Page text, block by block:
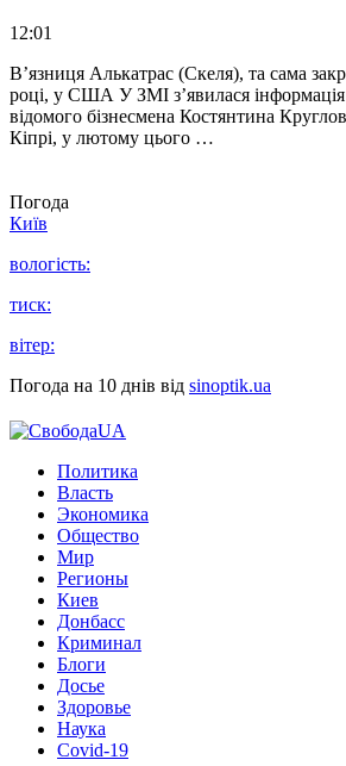
12:01
В’язниця Алькатрас (Скеля), та сама
році, у США У ЗМІ з’явилася
відомого бізнесмена Костянтина
Кіпрі, у лютому цього …
Погода
Київ
вологість:
тиск:
вітер:
Погода на 10 днів від sinoptik.ua
Политика
Власть
Экономика
Общество
Мир
Регионы
Киев
Донбасс
Криминал
Блоги
Досье
Здоровье
Наука
Covid-19